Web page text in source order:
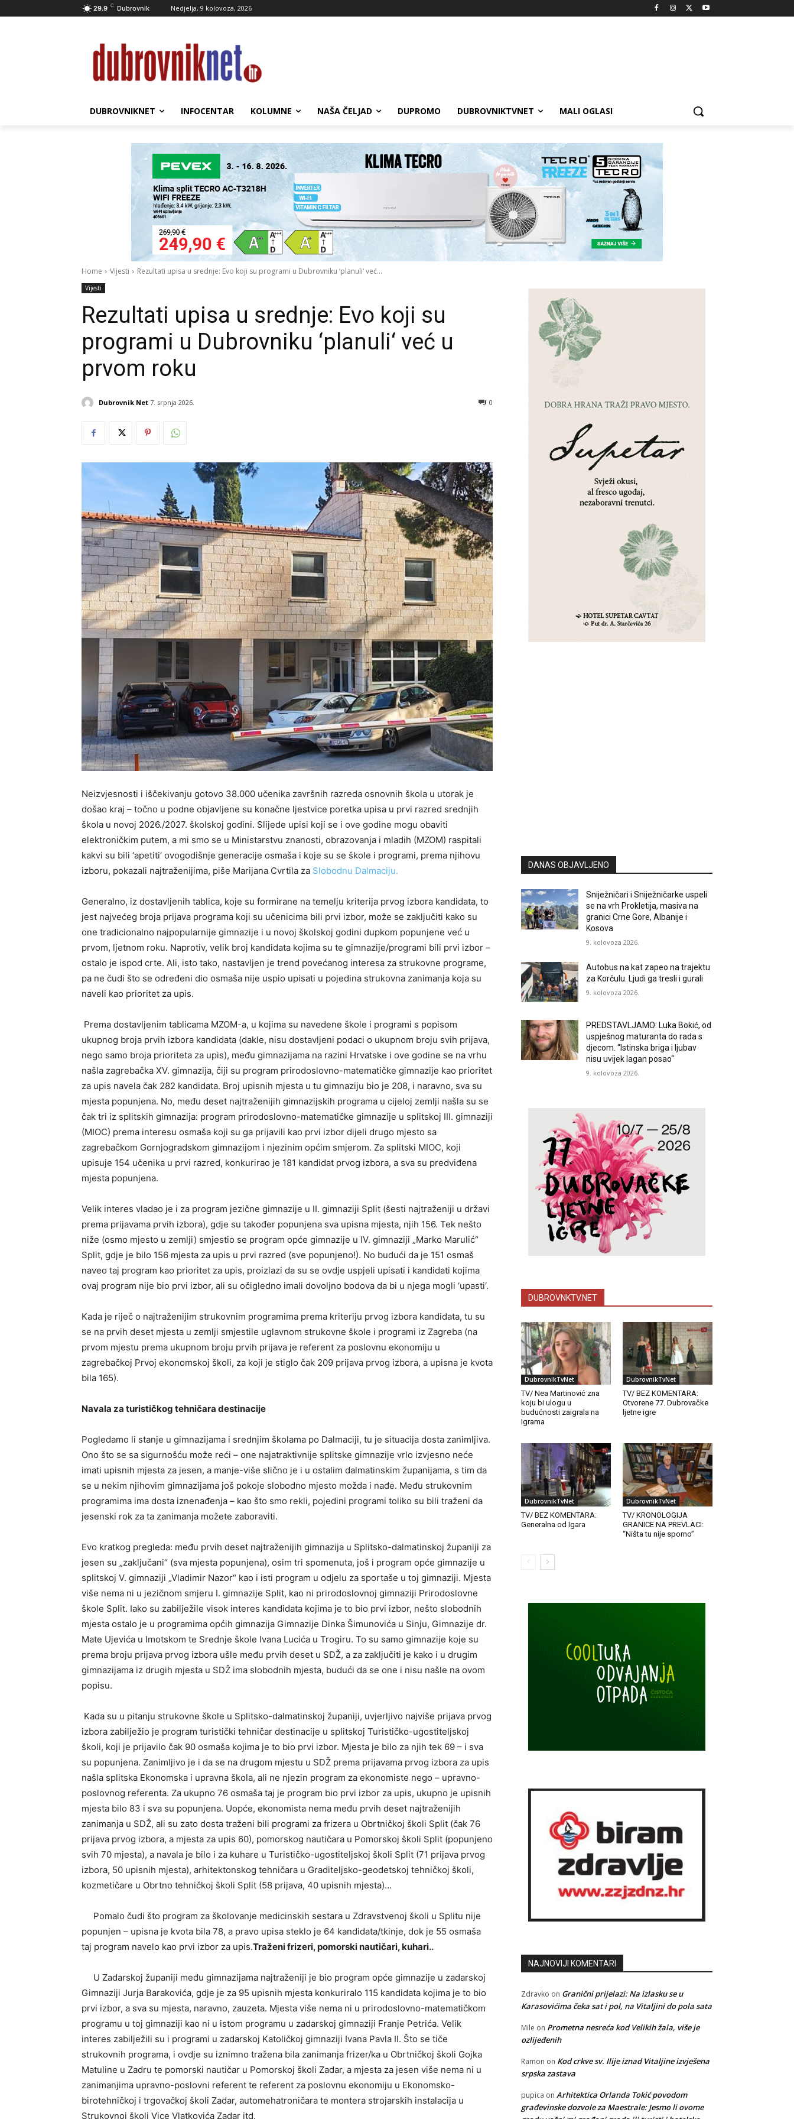
29.9 C Dubrovnik Nedjelja, 9 kolovoza, 2026
DUBROVNIKNET INFOCENTAR KOLUMNE NAŠA ČELJAD DUPROMO DUBROVNIKTVNET MALI OGLASI
Home Vijesti Rezultati upisa u srednje: Evo koji su programi u Dubrovniku ‘planuli‘ već...
Vijesti
Rezultati upisa u srednje: Evo koji su
programi u Dubrovniku ‘planuli‘ već u
prvom roku
Dubrovnik Net 7. srpnja 2026. 0
Neizvjesnosti i iščekivanju gotovo 38.000 učenika završnih razreda osnovnih škola u utorak je
došao kraj – točno u podne objavljene su konačne ljestvice poretka upisa u prvi razred srednjih
škola u novoj 2026./2027. školskoj godini. Slijede upisi koji se i ove godine mogu obaviti
elektroničkim putem, a mi smo se u Ministarstvu znanosti, obrazovanja i mladih (MZOM) raspitali
kakvi su bili ‘apetiti‘ ovogodišnje generacije osmaša i koje su se škole i programi, prema njihovu
izboru, pokazali najtraženijima, piše Marijana Cvrtila za Slobodnu Dalmaciju.
Generalno, iz dostavljenih tablica, koje su formirane na temelju kriterija prvog izbora kandidata, to
jest najvećeg broja prijava programa koji su učenicima bili prvi izbor, može se zaključiti kako su
one tradicionalno najpopularnije gimnazije i u novoj školskoj godini dupkom popunjene već u
prvom, ljetnom roku. Naprotiv, velik broj kandidata kojima su te gimnazije/programi bili prvi izbor –
ostalo je ispod crte. Ali, isto tako, nastavljen je trend povećanog interesa za strukovne programe,
pa ne čudi što se određeni dio osmaša nije uspio upisati u pojedina strukovna zanimanja koja su
naveli kao prioritet za upis.
Prema dostavljenim tablicama MZOM-a, u kojima su navedene škole i programi s popisom
ukupnog broja prvih izbora kandidata (dakle, nisu dostavljeni podaci o ukupnom broju svih prijava,
nego samo broja prioriteta za upis), među gimnazijama na razini Hrvatske i ove godine se na vrhu
našla zagrebačka XV. gimnazija, čiji su program prirodoslovno-matematičke gimnazije kao prioritet
za upis navela čak 282 kandidata. Broj upisnih mjesta u tu gimnaziju bio je 208, i naravno, sva su
mjesta popunjena. No, među deset najtraženijih gimnazijskih programa u cijeloj zemlji našla su se
čak tri iz splitskih gimnazija: program prirodoslovno-matematičke gimnazije u splitskoj III. gimnaziji
(MIOC) prema interesu osmaša koji su ga prijavili kao prvi izbor dijeli drugo mjesto sa
zagrebačkom Gornjogradskom gimnazijom i njezinim općim smjerom. Za splitski MIOC, koji
upisuje 154 učenika u prvi razred, konkurirao je 181 kandidat prvog izbora, a sva su predviđena
mjesta popunjena.
Velik interes vladao je i za program jezične gimnazije u II. gimnaziji Split (šesti najtraženiji u državi
prema prijavama prvih izbora), gdje su također popunjena sva upisna mjesta, njih 156. Tek nešto
niže (osmo mjesto u zemlji) smjestio se program opće gimnazije u IV. gimnaziji „Marko Marulić“
Split, gdje je bilo 156 mjesta za upis u prvi razred (sve popunjeno!). No budući da je 151 osmaš
naveo taj program kao prioritet za upis, proizlazi da su se ovdje uspjeli upisati i kandidati kojima
ovaj program nije bio prvi izbor, ali su očigledno imali dovoljno bodova da bi u njega mogli ‘upasti‘.
Kada je riječ o najtraženijim strukovnim programima prema kriteriju prvog izbora kandidata, tu su
se na prvih deset mjesta u zemlji smjestile uglavnom strukovne škole i programi iz Zagreba (na
prvom mjestu prema ukupnom broju prvih prijava je referent za poslovnu ekonomiju u
zagrebačkoj Prvoj ekonomskoj školi, za koji je stiglo čak 209 prijava prvog izbora, a upisna je kvota
bila 165).
Navala za turističkog tehničara destinacije
Pogledamo li stanje u gimnazijama i srednjim školama po Dalmaciji, tu je situacija dosta zanimljiva.
Ono što se sa sigurnošću može reći – one najatraktivnije splitske gimnazije vrlo izvjesno neće
imati upisnih mjesta za jesen, a manje-više slično je i u ostalim dalmatinskim županijama, s tim da
se u nekim njihovim gimnazijama još pokoje slobodno mjesto možda i nađe. Među strukovnim
programima ima dosta iznenađenja – kao što smo rekli, pojedini programi toliko su bili traženi da
jesenski rok za ta zanimanja možete zaboraviti.
Evo kratkog pregleda: među prvih deset najtraženijih gimnazija u Splitsko-dalmatinskoj županiji za
jesen su „zaključani“ (sva mjesta popunjena), osim tri spomenuta, još i program opće gimnazije u
splitskoj V. gimnaziji „Vladimir Nazor“ kao i isti program u odjelu za sportaše u toj gimnaziji. Mjesta
više nema ni u jezičnom smjeru I. gimnazije Split, kao ni prirodoslovnoj gimnaziji Prirodoslovne
škole Split. Iako su zabilježile visok interes kandidata kojima je to bio prvi izbor, nešto slobodnih
mjesta ostalo je u programima općih gimnazija Gimnazije Dinka Šimunovića u Sinju, Gimnazije dr.
Mate Ujevića u Imotskom te Srednje škole Ivana Lucića u Trogiru. To su samo gimnazije koje su
prema broju prijava prvog izbora ušle među prvih deset u SDŽ, a za zaključiti je kako i u drugim
gimnazijama iz drugih mjesta u SDŽ ima slobodnih mjesta, budući da se one i nisu našle na ovom
popisu.
Kada su u pitanju strukovne škole u Splitsko-dalmatinskoj županiji, uvjerljivo najviše prijava prvog
izbora zabilježio je program turistički tehničar destinacije u splitskoj Turističko-ugostiteljskoj
školi, koji je prijavilo čak 90 osmaša kojima je to bio prvi izbor. Mjesta je bilo za njih tek 69 – i sva
su popunjena. Zanimljivo je i da se na drugom mjestu u SDŽ prema prijavama prvog izbora za upis
našla splitska Ekonomska i upravna škola, ali ne njezin program za ekonomiste nego – upravno-
poslovnog referenta. Za ukupno 76 osmaša taj je program bio prvi izbor za upis, ukupno je upisnih
mjesta bilo 83 i sva su popunjena. Uopće, ekonomista nema među prvih deset najtraženijih
zanimanja u SDŽ, ali su zato dosta traženi bili programi za frizera u Obrtničkoj školi Split (čak 76
prijava prvog izbora, a mjesta za upis 60), pomorskog nautičara u Pomorskoj školi Split (popunjeno
svih 70 mjesta), a navala je bilo i za kuhare u Turističko-ugostiteljskoj školi Split (71 prijava prvog
izbora, 50 upisnih mjesta), arhitektonskog tehničara u Graditeljsko-geodetskoj tehničkoj školi,
kozmetičare u Obrtno tehničkoj školi Split (58 prijava, 40 upisnih mjesta)…
Pomalo čudi što program za školovanje medicinskih sestara u Zdravstvenoj školi u Splitu nije
popunjen – upisna je kvota bila 78, a pravo upisa steklo je 64 kandidata/tkinje, dok je 55 osmaša
taj program navelo kao prvi izbor za upis.Traženi frizeri, pomorski nautičari, kuhari..
U Zadarskoj županiji među gimnazijama najtraženiji je bio program opće gimnazije u zadarskoj
Gimnaziji Jurja Barakovića, gdje je za 95 upisnih mjesta konkuriralo 115 kandidata kojima je to bio
prvi izbor, a sva su mjesta, naravno, zauzeta. Mjesta više nema ni u prirodoslovno-matematičkom
programu u toj gimnaziji kao ni u istom programu u zadarskoj gimnaziji Franje Petrića. Velik
interes zabilježili su i programi u zadarskoj Katoličkoj gimnaziji Ivana Pavla II. Što se tiče
strukovnih programa, i ovdje su iznimno tražena bila zanimanja frizer/ka u Obrtničkoj školi Gojka
Matuline u Zadru te pomorski nautičar u Pomorskoj školi Zadar, a mjesta za jesen više nema ni u
zanimanjima upravno-poslovni referent te referent za poslovnu ekonomiju u Ekonomsko-
birotehničkoj i trgovačkoj školi Zadar, automehatroničara te montera strojarskih instalacija u
Strukovnoj školi Vice Vlatkovića Zadar itd.
DANAS OBJAVLJENO
Sniježničari i Sniježničarke uspeli
se na vrh Prokletija, masiva na
granici Crne Gore, Albanije i
Kosova
9. kolovoza 2026.
Autobus na kat zapeo na trajektu
za Korčulu. Ljudi ga tresli i gurali
9. kolovoza 2026.
PREDSTAVLJAMO: Luka Bokić, od
uspješnog maturanta do rada s
djecom. “Istinska briga i ljubav
nisu uvijek lagan posao“
9. kolovoza 2026.
DUBROVNKTV.NET
DubrovnikTvNet
TV/ Nea Martinović zna
koju bi ulogu u
budućnosti zaigrala na
Igrama
DubrovnikTvNet
TV/ BEZ KOMENTARA:
Otvorene 77. Dubrovačke
ljetne igre
DubrovnikTvNet
TV/ BEZ KOMENTARA:
Generalna od Igara
DubrovnikTvNet
TV/ KRONOLOGIJA
GRANICE NA PREVLACI:
“Ništa tu nije sporno”
NAJNOVIJI KOMENTARI
Zdravko on Granični prijelazi: Na izlasku se u
Karasovićima čeka sat i pol, na Vitaljini do pola sata
Mile on Prometna nesreća kod Velikih žala, više je
ozlijeđenih
Ramon on Kod crkve sv. Ilije iznad Vitaljine izvješena
srpska zastava
pupica on Arhitektica Orlanda Tokić povodom
građevinske dozvole za Maestrale: Jesmo li ovome